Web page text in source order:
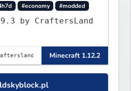
#economy #modded
by CraftersLand
Minecraft 1.12.2